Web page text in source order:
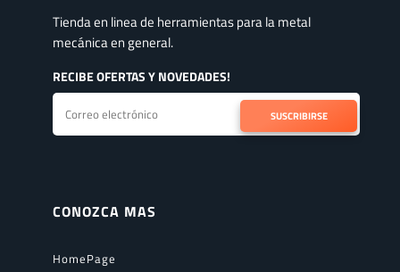
Tienda en linea de herramientas para la metal
mecánica en general.
RECIBE OFERTAS Y NOVEDADES!
SUSCRIBIRSE
CONOZCA MAS
HomePage